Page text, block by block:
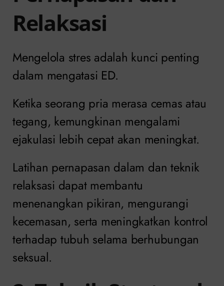
Relaksasi
Mengelola stres adalah kunci penting
dalam mengatasi ED.
Ketika seorang pria merasa cemas atau
tegang, kemungkinan mengalami
ejakulasi lebih cepat akan meningkat.
Latihan pernapasan dalam dan teknik
relaksasi dapat membantu
menenangkan pikiran, mengurangi
kecemasan, serta meningkatkan kontrol
terhadap tubuh selama berhubungan
seksual.